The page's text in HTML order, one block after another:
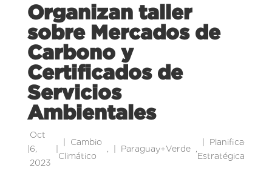
Organizan taller
sobre Mercados de
Carbono y
Certificados de
Servicios
Ambientales
Oct
6,
2023
Cambio
Climático
, Paraguay+Verde ,
Planificación
Estratégica